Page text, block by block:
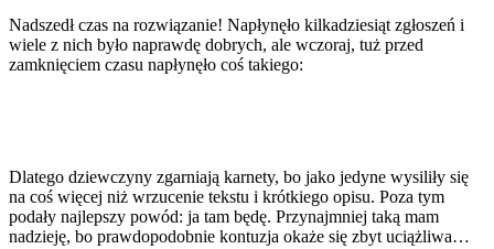
Nadszedł czas na rozwiązanie! Napłynęło kilkadziesiąt zgłoszeń i
wiele z nich było naprawdę dobrych, ale wczoraj, tuż przed
zamknięciem czasu napłynęło coś takiego:
Dlatego dziewczyny zgarniają karnety, bo jako jedyne wysiliły się
na coś więcej niż wrzucenie tekstu i krótkiego opisu. Poza tym
podały najlepszy powód: ja tam będę. Przynajmniej taką mam
nadzieję, bo prawdopodobnie kontuzja okaże się zbyt uciążliwa…